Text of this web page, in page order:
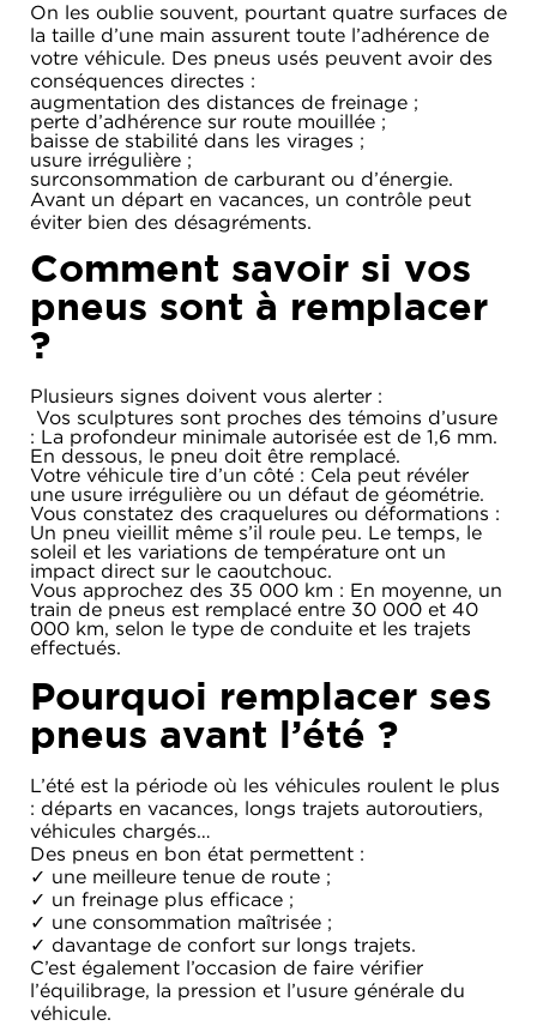
On les oublie souvent, pourtant quatre surfaces de
la taille d’une main assurent toute l’adhérence de
votre véhicule. Des pneus usés peuvent avoir des
conséquences directes :
augmentation des distances de freinage ;
perte d’adhérence sur route mouillée ;
baisse de stabilité dans les virages ;
usure irrégulière ;
surconsommation de carburant ou d’énergie.
Avant un départ en vacances, un contrôle peut
éviter bien des désagréments.
Comment savoir si vos
pneus sont à remplacer
?
Plusieurs signes doivent vous alerter :
Vos sculptures sont proches des témoins d’usure
: La profondeur minimale autorisée est de 1,6 mm.
En dessous, le pneu doit être remplacé.
Votre véhicule tire d’un côté : Cela peut révéler
une usure irrégulière ou un défaut de géométrie.
Vous constatez des craquelures ou déformations :
Un pneu vieillit même s’il roule peu. Le temps, le
soleil et les variations de température ont un
impact direct sur le caoutchouc.
Vous approchez des 35 000 km : En moyenne, un
train de pneus est remplacé entre 30 000 et 40
000 km, selon le type de conduite et les trajets
effectués.
Pourquoi remplacer ses
pneus avant l’été ?
L’été est la période où les véhicules roulent le plus
: départs en vacances, longs trajets autoroutiers,
véhicules chargés…
Des pneus en bon état permettent :
✓ une meilleure tenue de route ;
✓ un freinage plus efficace ;
✓ une consommation maîtrisée ;
✓ davantage de confort sur longs trajets.
C’est également l’occasion de faire vérifier
l’équilibrage, la pression et l’usure générale du
véhicule.